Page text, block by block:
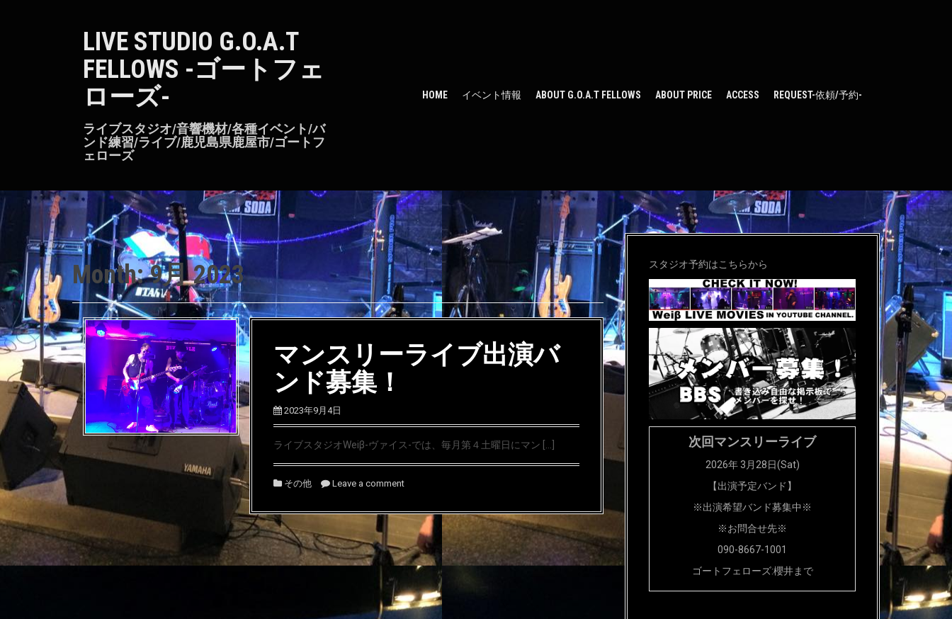
LIVE STUDIO G.O.A.T
FELLOWS -ゴートフェ
ローズ-
ライブスタジオ/音響機材/各種イベント/バ
ンド練習/ライブ/鹿児島県鹿屋市/ゴートフ
ェローズ
HOME イベント情報 ABOUT G.O.A.T FELLOWS ABOUT PRICE ACCESS REQUEST-依頼/予約-
Month:9月 2023
マンスリーライブ出演バ
ンド募集！
2023年9月4日
ライブスタジオWeiβ-ヴァイス-では、毎月第４土曜日にマン […]
その他 Leave a comment
スタジオ予約はこちらから
次回マンスリーライブ
2026年 3月28日(Sat)
【出演予定バンド】
※出演希望バンド募集中※
※お問合せ先※
090-8667-1001
ゴートフェローズ:櫻井まで